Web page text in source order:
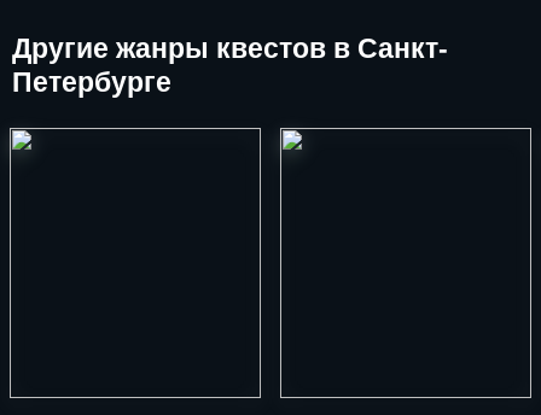
Другие жанры квестов в Санкт-
Петербурге